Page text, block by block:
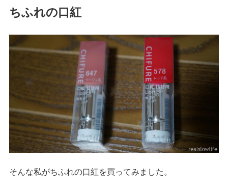
ちふれの口紅
そんな私がちふれの口紅を買ってみました。